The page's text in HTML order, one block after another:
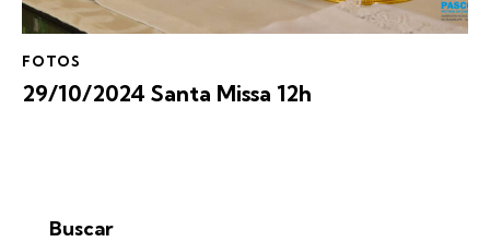
FOTOS
29/10/2024 Santa Missa 12h
Buscar